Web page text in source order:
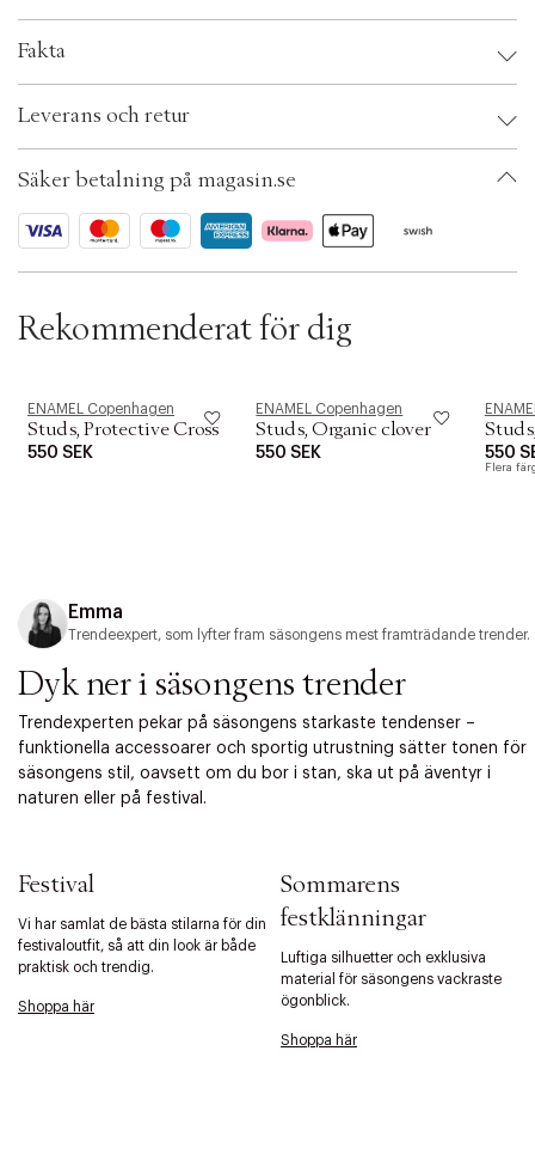
e
i
Fakta
EAN: 5714274034801
Ax numbers: 06744044
ID: BJQZ72-1446
Leverans och retur
Säker betalning på magasin.se
Rekommenderat för dig
ENAMEL Copenhagen
Studs, Protective Cross
550 SEK
ENAMEL Copenhagen
Studs, Organic clover
550 SEK 550
Flera
Emma
Trendeexpert, som lyfter fram säsongens mest framträdande trender.
Dyk ner i säsongens trender
Trendexperten pekar på säsongens starkaste tendenser –
funktionella accessoarer och sportig utrustning sätter tonen för
säsongens stil, oavsett om du bor i stan, ska ut på äventyr i
naturen eller på festival.
Festival
Vi har samlat de bästa stilarna för din
festivaloutfit, så att din look är både
praktisk och trendig.
Shoppa här
Sommarens
festklänningar
Luftiga silhuetter och exklusiva
material för säsongens vackraste
ögonblick.
Shoppa här